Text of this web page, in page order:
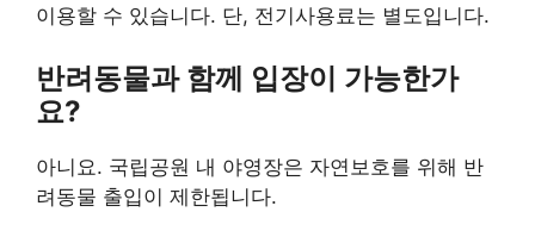
이용할 수 있습니다. 단, 전기사용료는 별도입니다.
반려동물과 함께 입장이 가능한가
요?
아니요. 국립공원 내 야영장은 자연보호를 위해 반
려동물 출입이 제한됩니다.